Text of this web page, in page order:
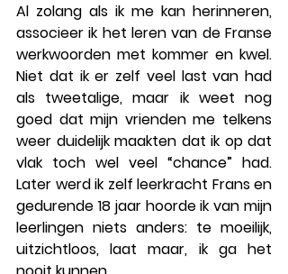
Al zolang als ik me kan herinneren,
associeer ik het leren van de Franse
werkwoorden met kommer en kwel.
Niet dat ik er zelf veel last van had
als tweetalige, maar ik weet nog
goed dat mijn vrienden me telkens
weer duidelijk maakten dat ik op dat
vlak toch wel veel “chance” had.
Later werd ik zelf leerkracht Frans en
gedurende 18 jaar hoorde ik van mijn
leerlingen niets anders: te moeilijk,
uitzichtloos, laat maar, ik ga het